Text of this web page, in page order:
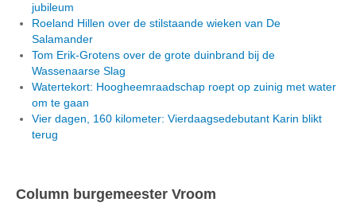
jubileum
Roeland Hillen over de stilstaande wieken van De
Salamander
Tom Erik-Grotens over de grote duinbrand bij de
Wassenaarse Slag
Watertekort: Hoogheemraadschap roept op zuinig met water
om te gaan
Vier dagen, 160 kilometer: Vierdaagsedebutant Karin blikt
terug
Column burgemeester Vroom